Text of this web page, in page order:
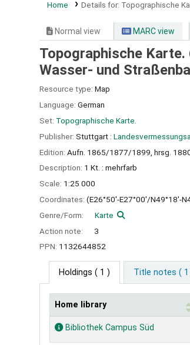
Home Details for: Topographische
Normal view MARC view
Topographische
Wasser- und
Resource type: Map
Language: German
Set: Topographische Karte.
Publisher: Stuttgart :
Edition: Aufn. 1865/1877/1899, hrsg.
Description: 1 Kt. : mehrfarb
Scale: 1:25 000
Coordinates: (E26°50'-E27°00'/N49°18'-
Genre/Form:
Karte
Action note:
3
PPN: 1132644852
Holdings ( 1 ) Title notes ( 1
Holdings
Home library
Bibliothek Campus Süd